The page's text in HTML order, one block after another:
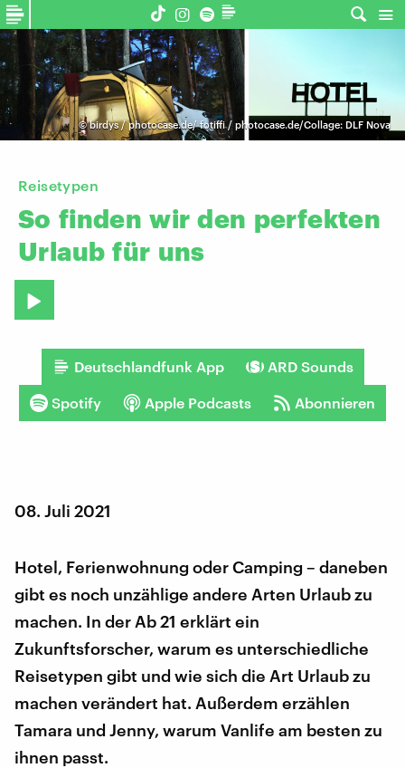
©birdys / photocase.de/ fotiffi / photocase.de/Collage: DLF Nova
Reisetypen
So finden wir den perfekten
Urlaub für uns
Deutschlandfunk App ARD Sounds
Spotify Apple Podcasts Abonnieren
08. Juli 2021
Hotel, Ferienwohnung oder Camping – daneben
gibt es noch unzählige andere Arten Urlaub zu
machen. In der Ab 21 erklärt ein
Zukunftsforscher, warum es unterschiedliche
Reisetypen gibt und wie sich die Art Urlaub zu
machen verändert hat. Außerdem erzählen
Tamara und Jenny, warum Vanlife am besten zu
ihnen passt.